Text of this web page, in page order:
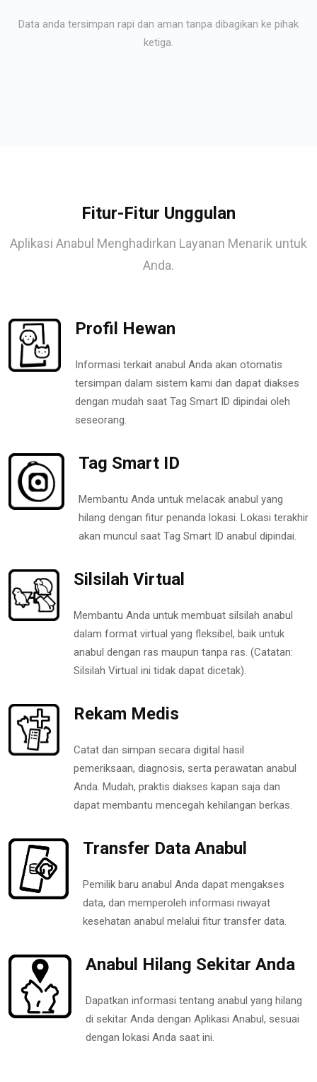
Data anda tersimpan rapi dan aman tanpa dibagikan ke pihak
ketiga.
Fitur-Fitur Unggulan
Aplikasi Anabul Menghadirkan Layanan Menarik untuk
Anda.
Profil Hewan
Informasi terkait anabul Anda akan otomatis
tersimpan dalam sistem kami dan dapat diakses
dengan mudah saat Tag Smart ID dipindai oleh
seseorang.
Tag Smart ID
Membantu Anda untuk melacak anabul yang
hilang dengan fitur penanda lokasi. Lokasi terakhir
akan muncul saat Tag Smart ID anabul dipindai.
Silsilah Virtual
Membantu Anda untuk membuat silsilah anabul
dalam format virtual yang fleksibel, baik untuk
anabul dengan ras maupun tanpa ras. (Catatan:
Silsilah Virtual ini tidak dapat dicetak).
Rekam Medis
Catat dan simpan secara digital hasil
pemeriksaan, diagnosis, serta perawatan anabul
Anda. Mudah, praktis diakses kapan saja dan
dapat membantu mencegah kehilangan berkas.
Transfer Data Anabul
Pemilik baru anabul Anda dapat mengakses
data, dan memperoleh informasi riwayat
kesehatan anabul melalui fitur transfer data.
Anabul Hilang Sekitar Anda
Dapatkan informasi tentang anabul yang hilang
di sekitar Anda dengan Aplikasi Anabul, sesuai
dengan lokasi Anda saat ini.